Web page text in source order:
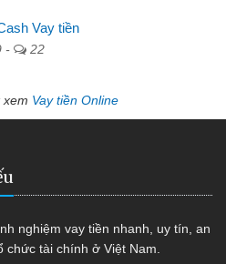
Vay tiền
- 22
xem Vay tiền Online
nghiệm vay tiền nhanh, uy tín, an
chức tài chính ở Việt Nam.